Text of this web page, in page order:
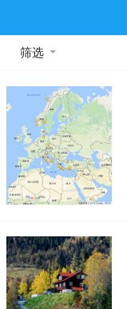
筛选